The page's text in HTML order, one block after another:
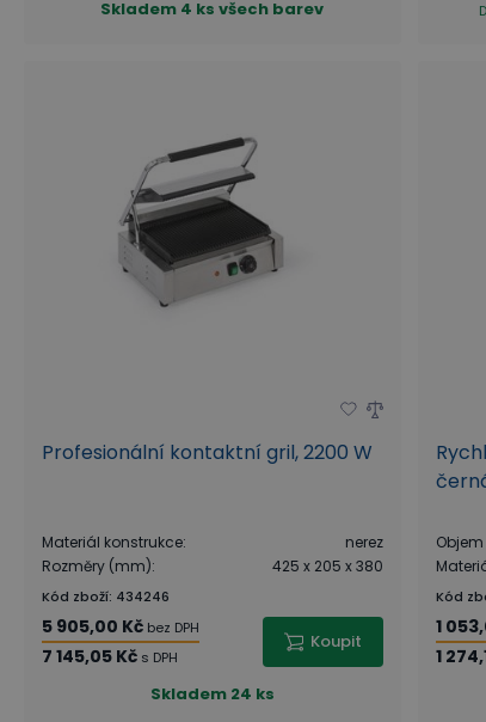
Skladem 4 ks všech barev
Profesionální kontaktní gril, 2200 W
Materiál konstrukce:
nerez
Rozměry (mm): 425 x 205 x 380
Kód zboží: 434246
5 905,00 Kč bez DPH
7 145,05 Kč s DPH
Koupit
Skladem 24 ks
Kód
1
1